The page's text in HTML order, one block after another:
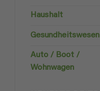
Haushalt
Gesundheitswesen
Auto / Boot /
Wohnwagen